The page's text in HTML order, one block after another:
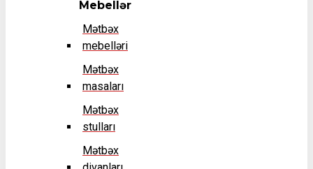
Mebellər
Mətbəx
mebelləri
Mətbəx
masaları
Mətbəx
stulları
Mətbəx